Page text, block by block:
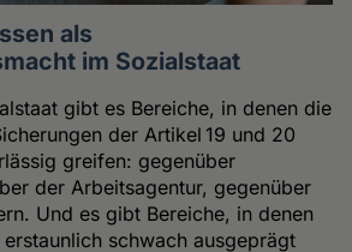
als
im Sozialstaat
gibt es Bereiche, in denen die
der Artikel 19 und 20
greifen: gegenüber
der Arbeitsagentur, gegenüber
Und es gibt Bereiche, in denen
schwach ausgeprägt